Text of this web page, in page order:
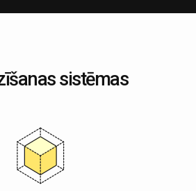
sistēmas